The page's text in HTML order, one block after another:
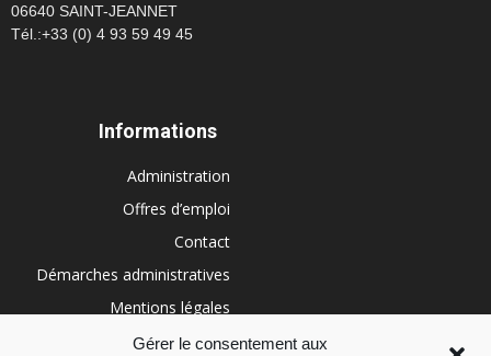
Gérer le consentement aux
06640 SAINT-JEANNET
Tél.:+33 (0) 4 93 59 49 45
Informations
Administration
Offres d’emploi
Contact
Démarches administratives
Mentions légales
Conditions générales